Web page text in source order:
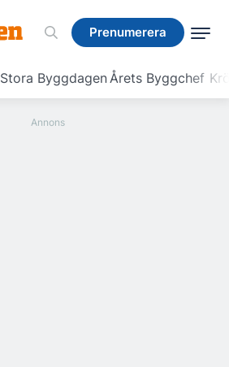
Prenumerera
Stora ByggdagenÅrets Byggchef
Prenumerera